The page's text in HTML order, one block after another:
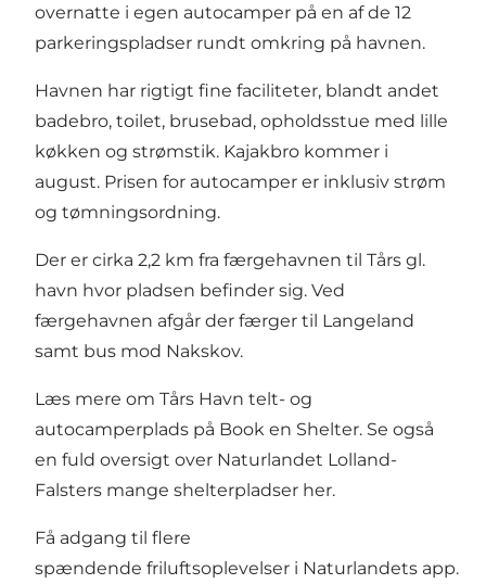
overnatte i egen autocamper på en af de 12
parkeringspladser rundt omkring på havnen.
Havnen har rigtigt fine faciliteter, blandt andet
badebro, toilet, brusebad, opholdsstue med lille
køkken og strømstik. Kajakbro kommer i
august. Prisen for autocamper er inklusiv strøm
og tømningsordning.
Der er cirka 2,2 km fra færgehavnen til Tårs gl.
havn hvor pladsen befinder sig. Ved
færgehavnen afgår der færger til Langeland
samt bus mod Nakskov.
Læs mere om Tårs Havn telt- og
autocamperplads på Book en Shelter. Se også
en fuld oversigt over Naturlandet Lolland-
Falsters mange shelterpladser her.
Få adgang til flere
spændende friluftsoplevelser i Naturlandets app.